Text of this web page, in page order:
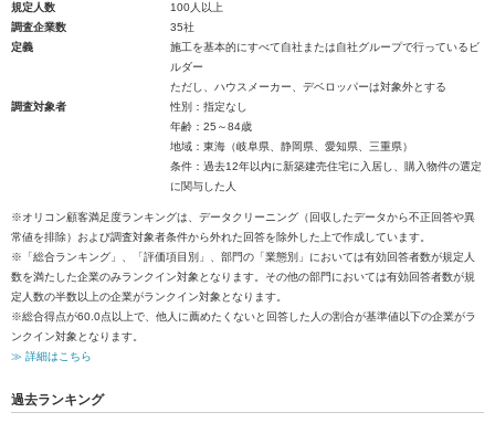
規定人数
100人以上
調査企業数
35社
定義
施工を基本的にすべて自社または自社グループで行っているビ
ルダー
ただし、ハウスメーカー、デベロッパーは対象外とする
調査対象者
性別：指定なし
年齢：25～84歳
地域：東海（岐阜県、静岡県、愛知県、三重県）
条件：過去12年以内に新築建売住宅に入居し、購入物件の選定
に関与した人
※オリコン顧客満足度ランキングは、データクリーニング（回収したデータから不正回答や異
常値を排除）および調査対象者条件から外れた回答を除外した上で作成しています。
※「総合ランキング」、「評価項目別」、部門の「業態別」においては有効回答者数が規定人
数を満たした企業のみランクイン対象となります。その他の部門においては有効回答者数が規
定人数の半数以上の企業がランクイン対象となります。
※総合得点が60.0点以上で、他人に薦めたくないと回答した人の割合が基準値以下の企業がラ
ンクイン対象となります。
≫ 詳細はこちら
過去ランキング